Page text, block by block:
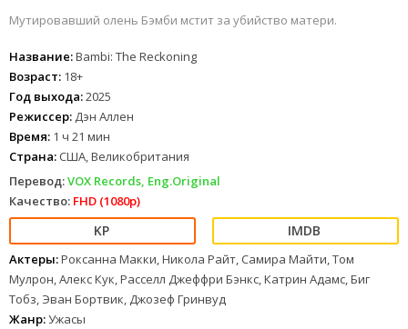
Мутировавший олень Бэмби мстит за убийство матери.
Название:Bambi: The Reckoning
Возраст: 18+
Год выхода:2025
Режиссер: Дэн Аллен
Время: 1 ч 21 мин
Страна: США, Великобритания
Перевод:VOX Records, Eng.Original
Качество: FHD (1080p)
Актеры:Роксанна Макки, Никола Райт, Самира Майти, Том
Мулрон, Алекс Кук, Расселл Джеффри Бэнкс, Катрин Адамс, Биг
Тобз, Эван Бортвик, Джозеф Гринвуд
Жанр:Ужасы